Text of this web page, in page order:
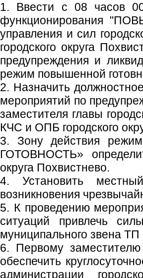
1. Ввести с 08 часов
функционирования
управления и сил
городского округа
предупреждения и
режим повышенной
2. Назначить
мероприятий по
заместителя главы
КЧС и ОПБ городского
3. Зону действия
ГОТОВНОСТЬ»
округа Похвистнево.
4. Установить
возникновения
5. К проведению
ситуаций привлечь
муниципального звена
6. Первому заместителю
обеспечить
администрации